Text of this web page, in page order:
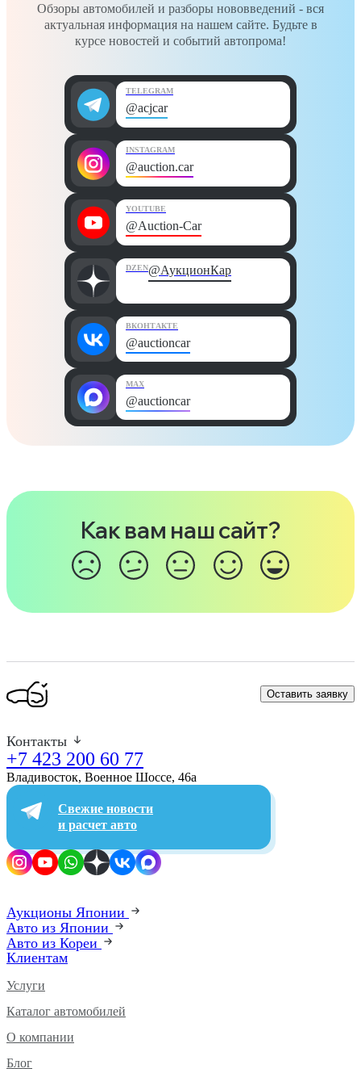
Обзоры автомобилей и разборы нововведений - вся
актуальная информация на нашем сайте. Будьте в
курсе новостей и событий автопрома!
TELEGRAM
@acjcar
INSTAGRAM
@auction.car
YOUTUBE
@Auction-Car
DZEN@АукционКар
ВКОНТАКТЕ
@auctioncar
MAX
@auctioncar
Как вам наш сайт?
Оставить заявку
Контакты
+7 423 200 60 77
Владивосток, Военное Шоссе, 46а​
Свежие новости
и расчет авто
Аукционы Японии
Авто из Японии
Авто из Кореи
Клиентам
Услуги
Каталог автомобилей
О компании
Блог